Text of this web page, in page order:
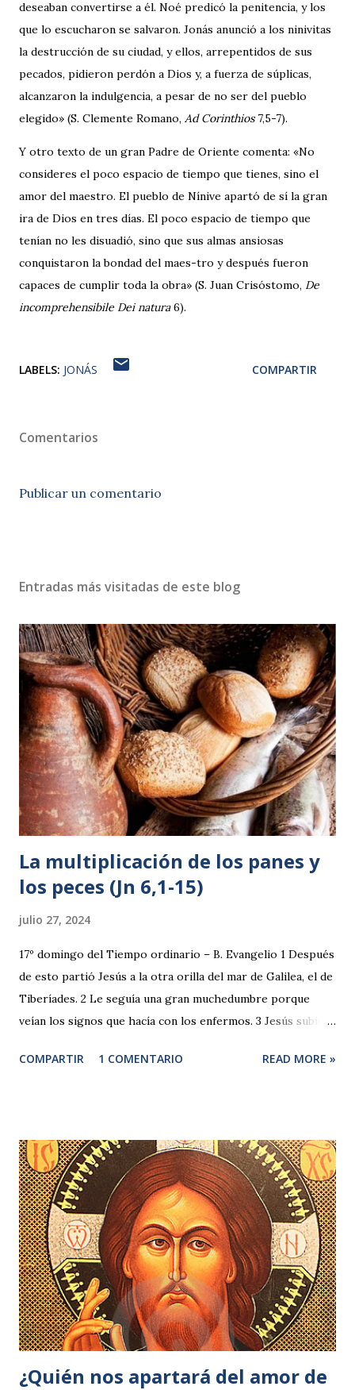
deseaban convertirse a él. Noé predicó la penitencia, y los
que lo escucharon se salvaron. Jonás anunció a los ninivitas
la destrucción de su ciudad, y ellos, arrepentidos de sus
pecados, pidieron perdón a Dios y, a fuerza de súplicas,
alcanzaron la indulgencia, a pesar de no ser del pueblo
elegido» (S. Clemente Romano, Ad Corinthios 7,5-7).
Y otro texto de un gran Padre de Oriente comenta: «No
consideres el poco espacio de tiempo que tienes, sino el
amor del maestro. El pueblo de Nínive apartó de sí la gran
ira de Dios en tres días. El poco espacio de tiempo que
tenían no les disuadió, sino que sus almas ansiosas
conquistaron la bondad del maes-tro y después fueron
capaces de cumplir toda la obra» (S. Juan Crisóstomo, De
incomprehensibile Dei natura6).
LABELS: JONÁS COMPARTIR
Comentarios
Publicar un comentario
Entradas más visitadas de este blog
La multiplicación de los panes y
los peces (Jn 6,1-15)
julio 27, 2024
17º domingo del Tiempo ordinario – B. Evangelio 1 Después
de esto partió Jesús a la otra orilla del mar de Galilea, el de
Tiberíades. 2 Le seguía una gran muchedumbre porque
veían los signos que hacía con los enfermos. 3 Jesús subió
ser la Pascua, la fiesta de los judíos. 5 Jesús, al levantar la
que iba a hacer. 7 Felipe le respondió: —Doscientos
denarios de pan no bastan ni para que cada uno coma un
poco. 8 Uno de sus discípulos, Andrés, el hermano de
Simón Pedro, le dijo: 9 —Aquí hay un muchacho que tiene
cinco panes de cebada y do...
COMPARTIR 1 COMENTARIO READ MORE »
¿Quién nos apartará del amor de